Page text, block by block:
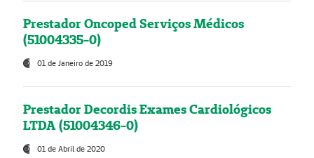
Prestador Oncoped Serviços Médicos
(51004335-0)
01 de Janeiro de 2019
Prestador Decordis Exames Cardiológicos
LTDA (51004346-0)
01 de Abril de 2020